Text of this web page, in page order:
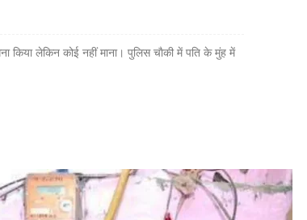
लेकिन कोई नहीं माना। पुलिस चाैकी में पति के मुंह में